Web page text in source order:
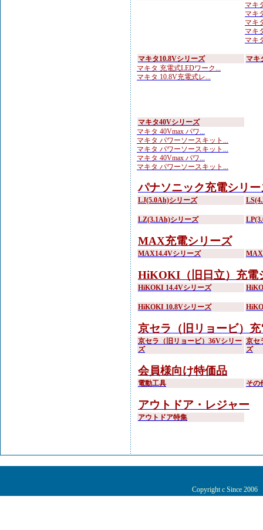
マキ
マキ
マキ
マキ
マキ
マキタ10.8Vシリーズ
マキタ 充電式LEDワーク...
マキタ 10.8V充電式レ...
マキ
マキタ40Vシリーズ
マキタ 40Vmax パワ...
マキタ パワーソースキット...
マキタ パワーソースキット...
マキタ 40Vmax パワ...
マキタ パワーソースキット...
パナソニック充電シリー
LJ(5.0Ah)シリーズ
LZ(3.1Ah)シリーズ
MAX充電シリーズ
MAX14.4Vシリーズ
HiKOKI（旧日立）充電
HiKOKI 14.4Vシリーズ
HiKOKI 10.8Vシリーズ
京セラ（旧リョービ）
京セラ（旧リョービ）36Vシリー
ズ
京セ
ズ
会員様向け特価品
電動工具 その
アウトドア・レジャー
アウトドア特集
Copyright c Since